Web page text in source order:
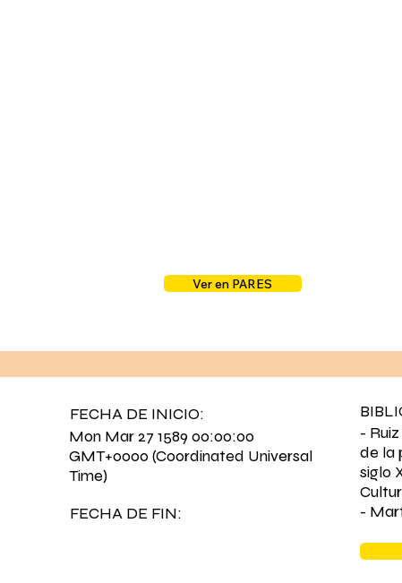
Ver en PARES
FECHA DE FIN:
FECHA DE INICIO:
Mon Mar 27 1589 00:00:00
GMT+0000 (Coordinated Universal
Time)
-
de la
siglo
-